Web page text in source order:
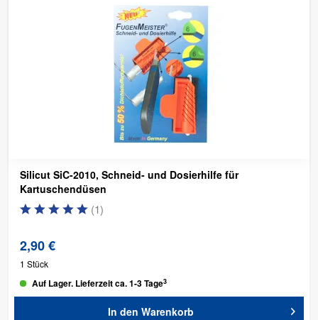
Silicut SiC-2010, Schneid- und Dosierhilfe für
Kartuschendüsen
(1)
2,90 €
1 Stück
Auf Lager. Lieferzeit ca. 1-3 Tage3
In den Warenkorb